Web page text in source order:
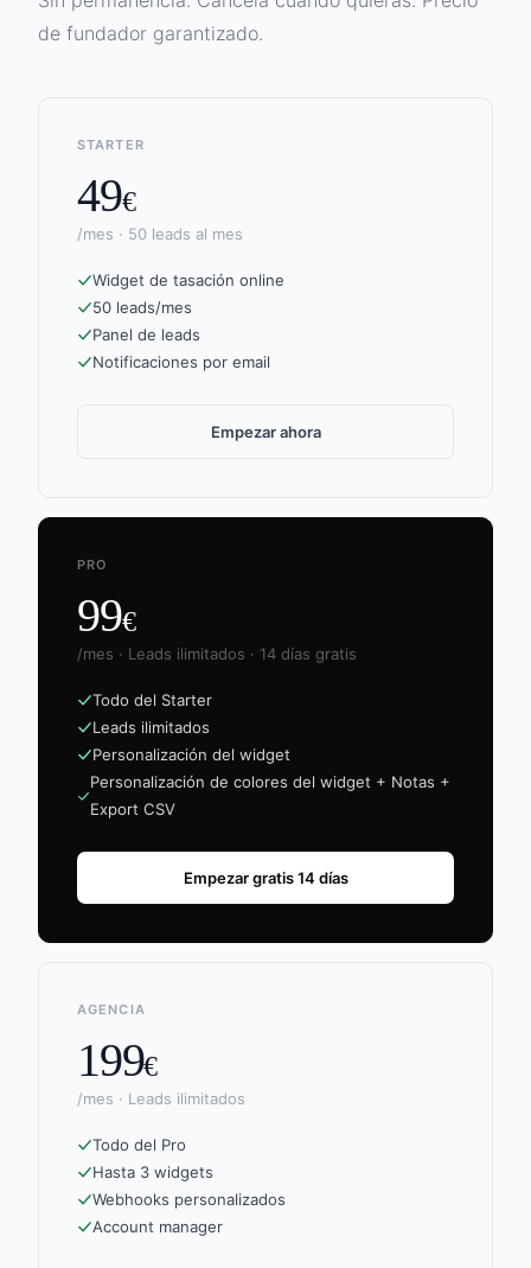
de fundador garantizado.
STARTER
49€
/mes · 50 leads al mes
Widget de tasación online
50 leads/mes
Panel de leads
Notificaciones por email
Empezar ahora
PRO
99€
/mes · Leads ilimitados · 14 días gratis
Todo del Starter
Leads ilimitados
Personalización del widget
Personalización de colores del widget + Notas +
Export CSV
Empezar gratis 14 días
AGENCIA
199€
/mes · Leads ilimitados
Todo del Pro
Hasta 3 widgets
Webhooks personalizados
Account manager